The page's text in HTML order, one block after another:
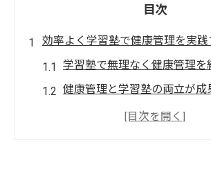
目次
効率よく学習塾で健康管理を実践
学習塾で無理なく健康管理を
健康管理と学習塾の両立が成
学習塾通いで体調を崩さない